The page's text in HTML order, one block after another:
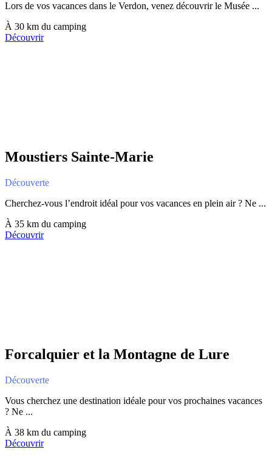
Lors de vos vacances dans le Verdon, venez découvrir le Musée ...
À 30 km du camping
Découvrir
Moustiers Sainte-Marie
Découverte
Cherchez-vous l’endroit idéal pour vos vacances en plein air ? Ne ...
À 35 km du camping
Découvrir
Forcalquier et la Montagne de Lure
Découverte
Vous cherchez une destination idéale pour vos prochaines vacances
? Ne ...
À 38 km du camping
Découvrir